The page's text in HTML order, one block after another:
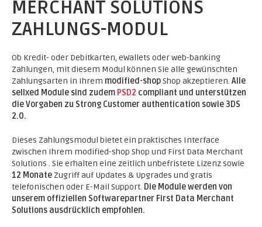
MERCHANT SOLUTIONS
ZAHLUNGS-MODUL
Ob Kredit- oder Debitkarten, eWallets oder web-banking
Zahlungen, mit diesem Modul können Sie alle gewünschten
Zahlungsarten in Ihrem modified-shopShop akzeptieren. Alle
sellxed Module sind zudem PSD2 compliant und unterstützen
die Vorgaben zu Strong Customer authentication sowie 3DS
2.0.
Dieses Zahlungsmodul bietet ein praktisches Interface
zwischen Ihrem modified-shop Shop und First Data Merchant
Solutions . Sie erhalten eine zeitlich unbefristete Lizenz sowie
12 Monate Zugriff auf Updates & Upgrades und gratis
telefonischen oder E-Mail Support. Die Module werden von
unserem offiziellen Softwarepartner First Data Merchant
Solutions ausdrücklich empfohlen.